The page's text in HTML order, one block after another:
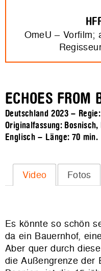
OmeU – Vorfilm;
ECHOES FROM
Deutschland 2023 –
Originalfassung:
Englisch – Länge: 70 min.
Video Fotos
Es könnte so schön
da ein Bauernhof,
Aber quer durch
die Außengrenze der